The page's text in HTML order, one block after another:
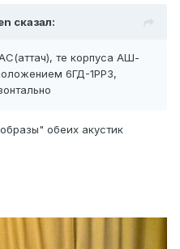
сказал:
те корпуса АШ-
6ГД-1РРЗ,
обеих акустик